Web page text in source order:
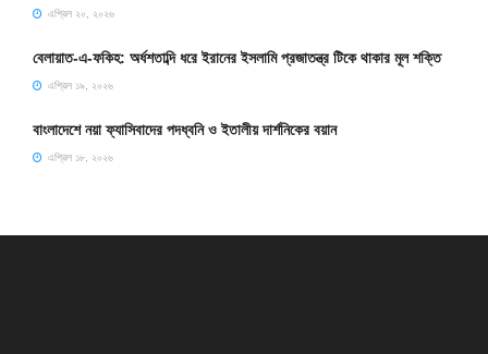
এপ্রিল ২০, ২০২৬
বেলায়াত-এ-ফকিহ: অর্ধশতাব্দি ধরে ইরানের ইসলামি প্রজাতন্ত্র টিকে থাকার মূল শক্তি
এপ্রিল ১৯, ২০২৬
বাংলাদেশে নয়া ফ্যাসিবাদের পদধ্বনি ও ইতালীয় দার্শনিকের বয়ান
এপ্রিল ১৮, ২০২৬